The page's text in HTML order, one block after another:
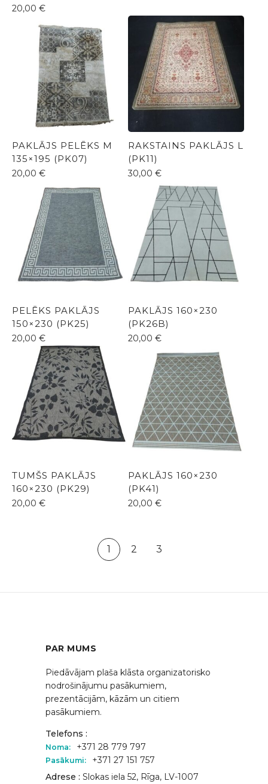
20,00 €
PAKLĀJS PELĒKS M
135×195 (PK07)
20,00 €
RAKSTAINS PAKLĀJS L
(PK11)
30,00 €
PELĒKS PAKLĀJS
150×230 (PK25)
20,00 €
PAKLĀJS 160×230
(PK26B)
20,00 €
TUMŠS PAKLĀJS
160×230 (PK29)
20,00 €
PAKLĀJS 160×230
(PK41)
20,00 €
1 2 3
PAR MUMS
Piedāvājam plaša klāsta organizatorisko
nodrošinājumu pasākumiem,
prezentācijām, kāzām un citiem
pasākumiem.
Telefons :
Noma: +371 28 779 797
Pasākumi:
+371 27 151 757
Adrese : Slokas iela 52, Rīga, LV-1007